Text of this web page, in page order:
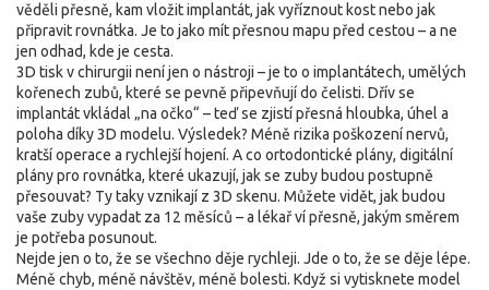
věděli přesně, kam vložit implantát, jak vyříznout kost nebo jak
připravit rovnátka. Je to jako mít přesnou mapu před cestou – a ne
jen odhad, kde je cesta.
3D tisk v chirurgii není jen o nástroji – je to o implantátech, umělých
kořenech zubů, které se pevně připevňují do čelisti. Dřív se
implantát vkládal „na očko“ – teď se zjistí přesná hloubka, úhel a
poloha díky 3D modelu. Výsledek? Méně rizika poškození nervů,
kratší operace a rychlejší hojení. A co ortodontické plány, digitální
plány pro rovnátka, které ukazují, jak se zuby budou postupně
přesouvat? Ty taky vznikají z 3D skenu. Můžete vidět, jak budou
vaše zuby vypadat za 12 měsíců – a lékař ví přesně, jakým směrem
je potřeba posunout.
Nejde jen o to, že se všechno děje rychleji. Jde o to, že se děje lépe.
Méně chyb, méně návštěv, méně bolesti. Když si vytisknete model